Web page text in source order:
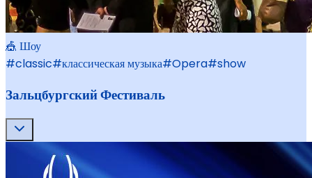
🎪 Шоу
#classic#классическая музыка#Opera#show
Зальцбургский Фестиваль